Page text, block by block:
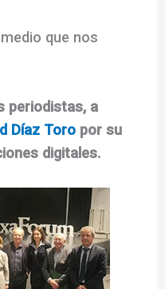
que nos
periodistas, a
Díaz Toro por su
digitales.